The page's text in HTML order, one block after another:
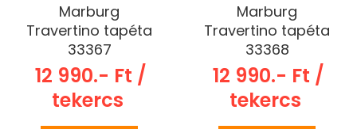
Marburg
Travertino tapéta
33367
12 990.- Ft /
tekercs
Marburg
Travertino tapéta
33368
12 990.- Ft /
tekercs